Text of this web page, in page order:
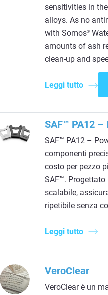
sensitivities in
alloys. As no
with Somos®
amounts of ash
clean-up and
Leggi tutto
SAF™ PA12 –
SAF™ PA12 –
componenti
costo per pezzo
SAF™.
scalabile,
ripetibile senza
Leggi tutto
VeroClear
VeroClear è un